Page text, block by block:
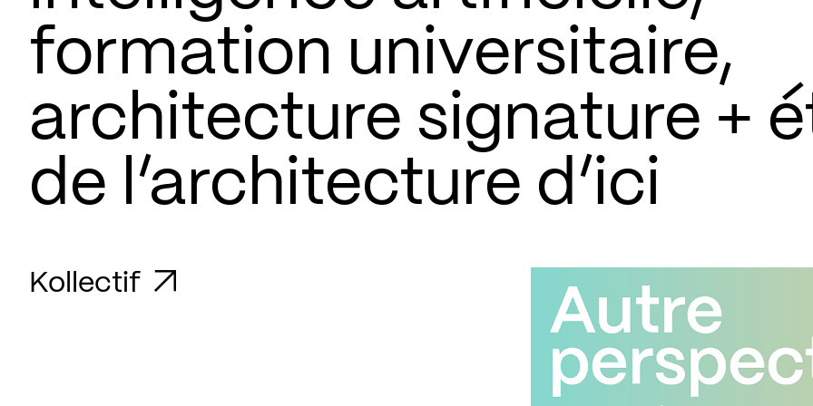
formation universitaire,
architecture signature +
de l’architecture d’ici
Kollectif